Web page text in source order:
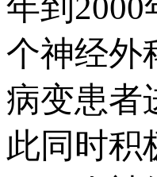
个神经外
病变患者
此同时积